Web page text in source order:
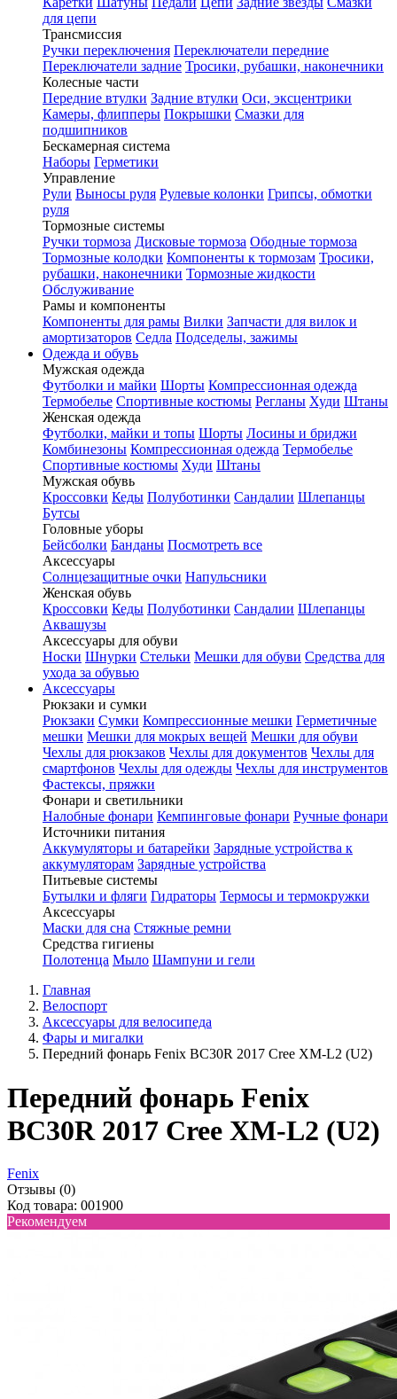
для цепи
Трансмиссия
Ручки переключения Переключатели передние
Переключатели задние Тросики, рубашки, наконечники
Колесные части
Передние втулки Задние втулки Оси, эксцентрики
Камеры, флипперы Покрышки Смазки для
подшипников
Бескамерная система
Наборы Герметики
Управление
Рули Выносы руля Рулевые колонки Грипсы, обмотки
руля
Тормозные системы
Ручки тормоза Дисковые тормоза Ободные тормоза
Тормозные колодки Компоненты к тормозам Тросики,
рубашки, наконечники Тормозные жидкости
Обслуживание
Рамы и компоненты
Компоненты для рамы Вилки Запчасти для вилок и
амортизаторов Седла Подседелы, зажимы
Одежда и обувь
Мужская одежда
Футболки и майки Шорты Компрессионная одежда
Термобелье Спортивные костюмы Регланы Худи Штаны
Женская одежда
Футболки, майки и топы Шорты Лосины и бриджи
Комбинезоны Компрессионная одежда Термобелье
Спортивные костюмы Худи Штаны
Мужская обувь
Кроссовки Кеды Полуботинки Сандалии Шлепанцы
Бутсы
Головные уборы
Бейсболки Банданы Посмотреть все
Аксессуары
Солнцезащитные очки Напульсники
Женская обувь
Кроссовки Кеды Полуботинки Сандалии Шлепанцы
Аквашузы
Аксессуары для обуви
Носки Шнурки Стельки Мешки для обуви Средства для
ухода за обувью
Аксессуары
Рюкзаки и сумки
Рюкзаки Сумки Компрессионные мешки Герметичные
мешки Мешки для мокрых вещей Мешки для обуви
Чехлы для рюкзаков Чехлы для документов Чехлы для
смартфонов Чехлы для одежды Чехлы для инструментов
Фастексы, пряжки
Фонари и светильники
Налобные фонари Кемпинговые фонари Ручные фонари
Источники питания
Аккумуляторы и батарейки Зарядные устройства к
аккумуляторам Зарядные устройства
Питьевые системы
Бутылки и фляги Гидраторы Термосы и термокружки
Аксессуары
Маски для сна Стяжные ремни
Средства гигиены
Полотенца Мыло Шампуни и гели
Главная
Велоспорт
Аксессуары для велосипеда
Фары и мигалки
Передний фонарь Fenix BC30R 2017 Cree XM-L2 (U2)
Передний фонарь Fenix
BC30R 2017 Cree XM-L2 (U2)
Fenix
Отзывы (0)
Код товара: 001900
Рекомендуем